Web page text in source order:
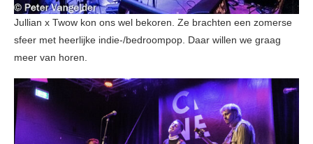
Jullian x Twow kon ons wel bekoren. Ze brachten een zomerse
sfeer met heerlijke indie-/bedroompop. Daar willen we graag
meer van horen.